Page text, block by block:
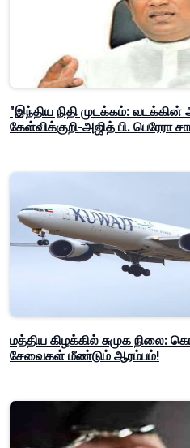
"இந்திய நிதி முடக்கம்: வடக்கின்
கேள்விக்குறி-அஜித் பி. பெரேரா
மத்திய கிழக்கில் சுமுக நிலை:
சேவைகள் மீண்டும் ஆரம்பம்!